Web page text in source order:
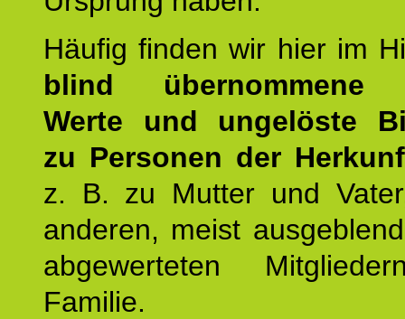
Häufig finden wir hier im
blind übernommene
Werte und ungelöste
zu Personen der
z. B. zu Mutter und
anderen, meist
abgewerteten
Familie.